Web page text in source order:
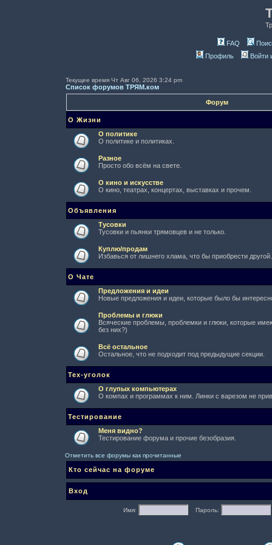
FAQ
Профиль
Войти
Текущее время Чт Авг 06, 2026 3:24 pm
Список форумов ТРЯМ.ком
Форум
О Жизни
О политике
О политике и политиках.
Разное
Просто обо всём на свете.
О кино и искусстве
О кино, театрах, концертах, выставках и прочем.
Объявления
Тусовки
Тусовки и пьянки трямовцев и не только.
Куплю/продам
Избавься от лишнего хлама, что бы приобрести другой.
О Чате
Предложения и идеи
Новые предложения и идеи, которые было бы
Проблемы и глюки
Всяческие проблемы, проблемки и глюки, которые
без них?)
Всё остальное
Остальное, что не подходит под предыдущие секции.
Тех-уголок
О глупых компьютерах
О компах и программах к ним. Линки с варезом не
Тестирование
Меня видно?
Тестирование форума и прочие безобразия.
Отметить все форумы как прочитанные
Кто сейчас на форуме
Вход
Имя: Пароль: